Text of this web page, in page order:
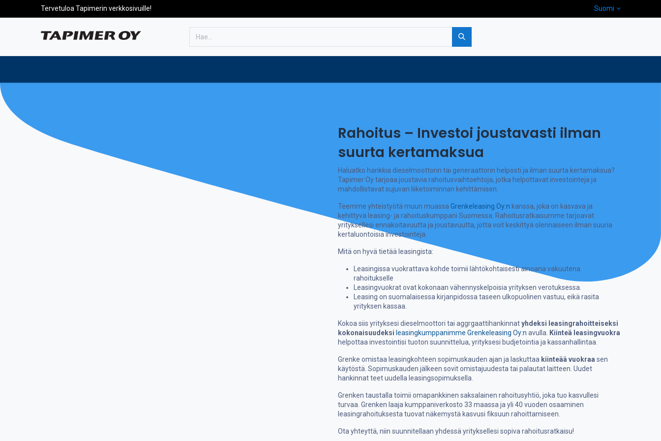
Tervetuloa Tapimerin verkkosivuille! Suomi
Rahoitus – Investoi joustavasti ilman
suurta kertamaksua
Haluatko hankkia dieselmoottorin tai generaattorin helposti ja ilman suurta kertamaksua?
Tapimer Oy tarjoaa joustavia rahoitusvaihtoehtoja, jotka helpottavat investointeja ja
mahdollistavat sujuvan liiketoiminnan kehittämisen.
Teemme yhteistyötä muun muassa Grenkeleasing Oy:n kanssa, joka on kasvava ja
kehittyvä leasing- ja rahoituskumppani Suomessa. Rahoitusratkaisumme tarjoavat
yrityksellesi ennakoitavuutta ja joustavuutta, jotta voit keskittyä olennaiseen ilman suuria
kertaluontoisia investointeja.
Mitä on hyvä tietää leasingista:
Leasingissa vuokrattava kohde toimii lähtökohtaisesti ainoana vakuutena
rahoitukselle
Leasingvuokrat ovat kokonaan vähennyskelpoisia yrityksen verotuksessa.
Leasing on suomalaisessa kirjanpidossa taseen ulkopuolinen vastuu, eikä rasita
yrityksen kassaa.
Kokoa siis yrityksesi dieselmoottori tai aggrgaattihankinnatyhdeksi leasingrahoitteiseksi
kokonaisuudeksi leasingkumppanimme Grenkeleasing Oy:n avulla.
Kiinteä leasingvuokra
helpottaa investointisi tuoton suunnittelua, yrityksesi budjetointia ja kassanhallintaa.
Grenke omistaa leasingkohteen sopimuskauden ajan ja laskuttaa kiinteää vuokraa sen
käytöstä. Sopimuskauden jälkeen sovit omistajuudesta tai palautat laitteen. Uudet
hankinnat teet uudella leasingsopimuksella.
Grenken taustalla toimii omapankkinen saksalainen rahoitusyhtiö, joka tuo kasvullesi
turvaa. Grenken laaja kumppaniverkosto 33 maassa ja yli 40 vuoden osaaminen
leasingrahoituksesta tuovat näkemystä kasvusi fiksuun rahoittamiseen.
Ota yhteyttä, niin suunnitellaan yhdessä yrityksellesi sopiva rahoitusratkaisu!